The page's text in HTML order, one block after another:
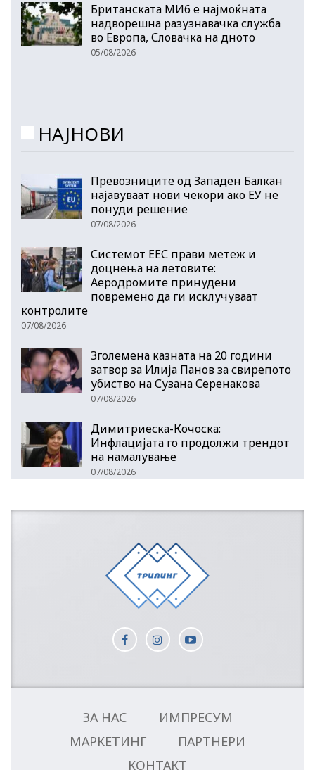
Британската МИ6 е најмоќната
надворешна разузнавачка служба
во Европа, Словачка на дното
05/08/2026
НАЈНОВИ
Превозниците од Западен Балкан
најавуваат нови чекори ако ЕУ не
понуди решение
07/08/2026
Системот ЕЕС прави метеж и
доцнења на летовите:
Аеродромите принудени
повремено да ги исклучуваат
контролите
07/08/2026
Зголемена казната на 20 години
затвор за Илија Панов за свирепото
убиство на Сузана Серенакова
07/08/2026
Димитриеска-Кочоска:
Инфлацијата го продолжи трендот
на намалување
07/08/2026
ЗА НАС
ИМПРЕСУМ
МАРКЕТИНГ
ПАРТНЕРИ
КОНТАКТ